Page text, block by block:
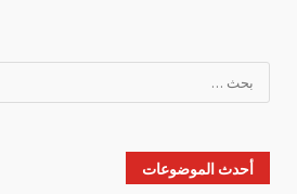
عن:
أحدث الموضوعات